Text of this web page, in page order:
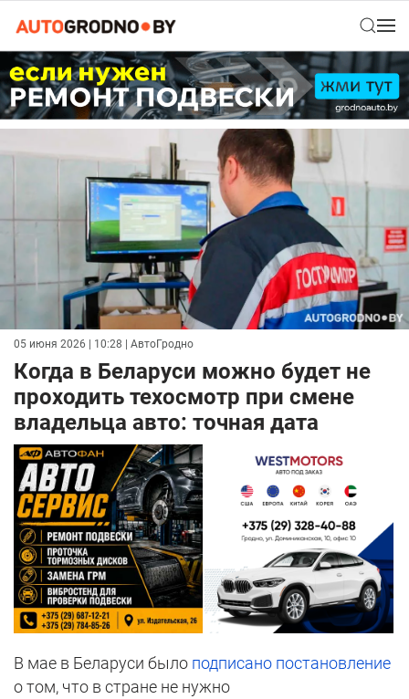
05 июня 2026 | 10:28 | АвтоГродно
Когда в Беларуси можно будет не
проходить техосмотр при смене
владельца авто: точная дата
В мае в Беларуси было подписано постановление
о том, что в стране не нужно